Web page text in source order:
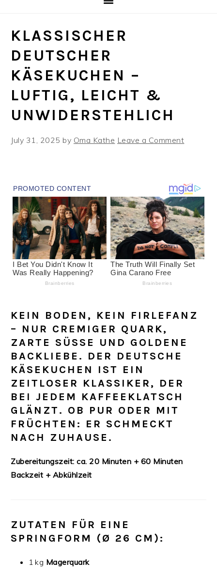
KLASSISCHER
DEUTSCHER
KÄSEKUCHEN –
LUFTIG, LEICHT &
UNWIDERSTEHLICH
July 31, 2025 by Oma Kathe Leave a Comment
KEIN BODEN, KEIN FIRLEFANZ
– NUR CREMIGER QUARK,
ZARTE SÜSSE UND GOLDENE B
ACKLIEBE. DER DEUTSCHE
KÄSEKUCHEN
IST EIN
ZEITLOSER KLASSIKER, DER
BEI JEDEM KAFFEEKLATSCH
GLÄNZT. OB PUR ODER MIT
FRÜCHTEN: ER SCHMECKT
NACH ZUHAUSE.
Zubereitungszeit: ca. 20 Minuten + 60 Minuten
Backzeit + Abkühlzeit
ZUTATEN FÜR EINE
SPRINGFORM (Ø 26 CM):
1 kg Magerquark